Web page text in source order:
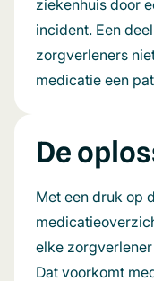
ziekenhuis door
incident. Een
zorgverleners
medicatie een
De
Met een druk op
elke
Dat voorkomt